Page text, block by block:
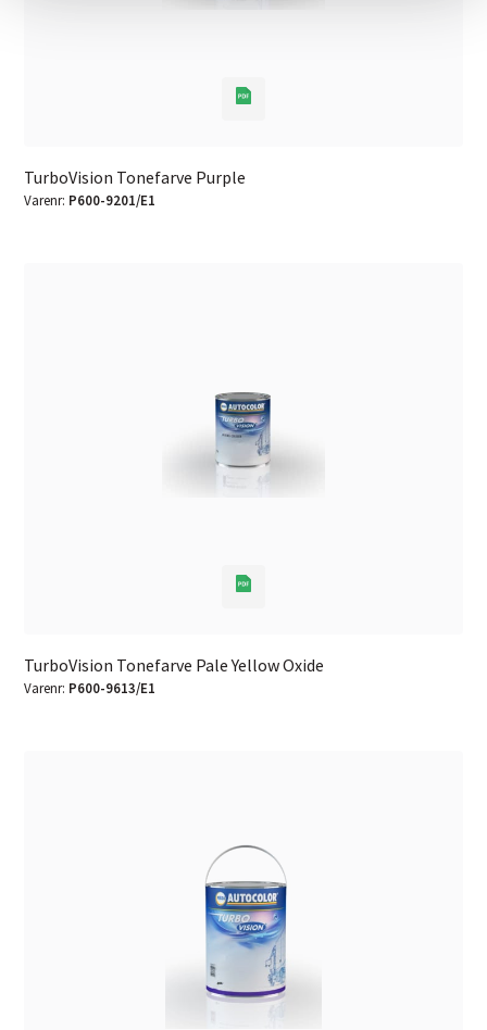
TurboVision Tonefarve Purple
Varenr: P600-9201/E1
TurboVision Tonefarve Pale Yellow Oxide
Varenr: P600-9613/E1